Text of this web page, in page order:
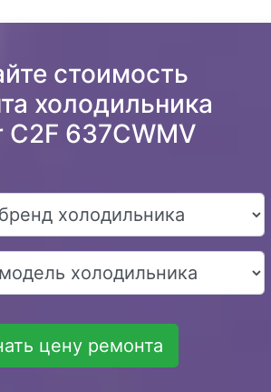
стоимость
холодильника
C2F 637CWMV
цену ремонта